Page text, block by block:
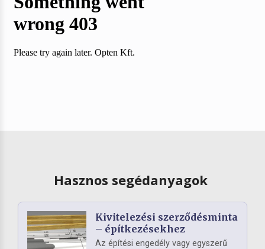
Hasznos segédanyagok
Kivitelezési szerződésminta
– építkezésekhez
Az építési engedély vagy egyszerű